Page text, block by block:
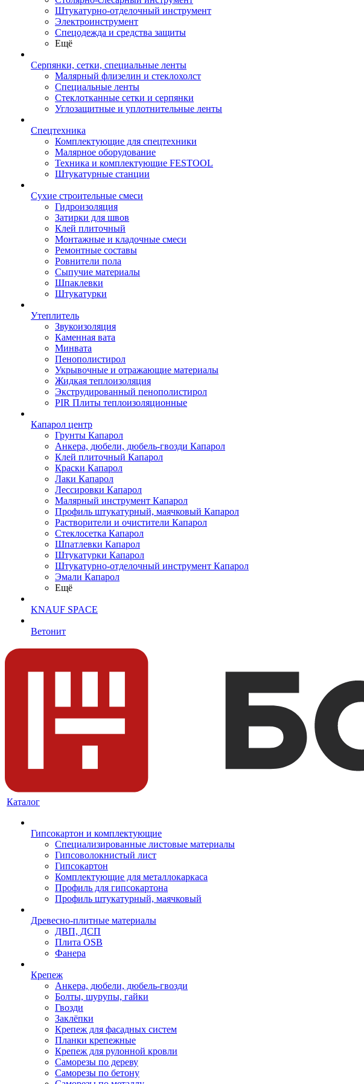
Штукатурно-отделочный инструмент
Электроинструмент
Спецодежда и средства защиты
Ещё
Серпянки, сетки, специальные ленты
Малярный флизелин и стеклохолст
Специальные ленты
Стеклотканные сетки и серпянки
Углозащитные и уплотнительные ленты
Спецтехника
Комплектующие для спецтехники
Малярное оборудование
Техника и комплектующие FESTOOL
Штукатурные станции
Сухие строительные смеси
Гидроизоляция
Затирки для швов
Клей плиточный
Монтажные и кладочные смеси
Ремонтные составы
Ровнители пола
Сыпучие материалы
Шпаклевки
Штукатурки
Утеплитель
Звукоизоляция
Каменная вата
Минвата
Пенополистирол
Укрывочные и отражающие материалы
Жидкая теплоизоляция
Экструдированный пенополистирол
PIR Плиты теплоизоляционные
Капарол центр
Грунты Капарол
Анкера, дюбели, дюбель-гвозди Капарол
Клей плиточный Капарол
Краски Капарол
Лаки Капарол
Лессировки Капарол
Малярный инструмент Капарол
Профиль штукатурный, маячковый Капарол
Растворители и очистители Капарол
Cтеклосетка Капарол
Шпатлевки Капарол
Штукатурки Капарол
Штукатурно-отделочный инструмент Капарол
Эмали Капарол
Ещё
KNAUF SPACE
Ветонит
Каталог
Гипсокартон и комплектующие
Специализированные листовые материалы
Гипсоволокнистый лист
Гипсокартон
Комплектующие для металлокаркаса
Профиль для гипсокартона
Профиль штукатурный, маячковый
Древесно-плитные материалы
ДВП, ДСП
Плита OSB
Фанера
Крепеж
Анкера, дюбели, дюбель-гвозди
Болты, шурупы, гайки
Гвозди
Заклёпки
Крепеж для фасадных систем
Планки крепежные
Крепеж для рулонной кровли
Саморезы по дереву
Саморезы по бетону